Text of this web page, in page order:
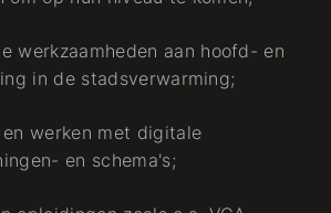
werkzaamheden aan hoofd- en
in de stadsverwarming;
werken met digitale
en schema's;